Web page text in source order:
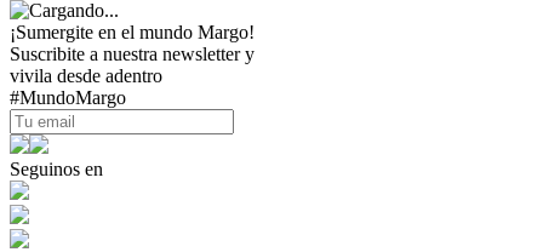
¡Sumergite en el mundo Margo!
Suscribite a nuestra newsletter y
vivila desde adentro
#MundoMargo
Seguinos en